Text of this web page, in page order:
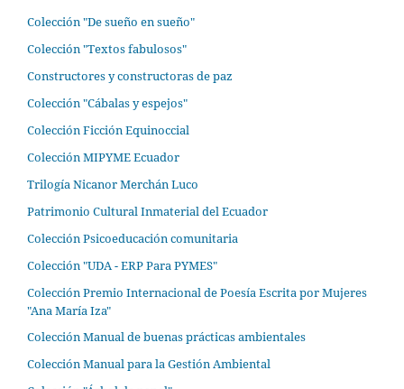
Colección "De sueño en sueño"
Colección "Textos fabulosos"
Constructores y constructoras de paz
Colección "Cábalas y espejos"
Colección Ficción Equinoccial
Colección MIPYME Ecuador
Trilogía Nicanor Merchán Luco
Patrimonio Cultural Inmaterial del Ecuador
Colección Psicoeducación comunitaria
Colección "UDA - ERP Para PYMES"
Colección Premio Internacional de Poesía Escrita por Mujeres
"Ana María Iza"
Colección Manual de buenas prácticas ambientales
Colección Manual para la Gestión Ambiental